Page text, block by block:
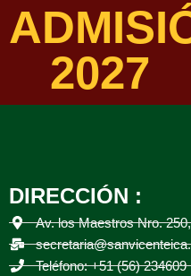
2027
DIRECCIÓN :
Av. los Maestros Nro.
Teléfono: +51 (56) 234609